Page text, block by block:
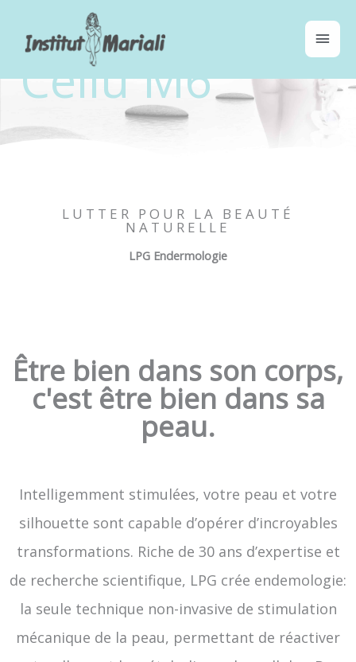
contenuCellu M6
LUTTER POUR LA BEAUTÉ
NATURELLE
LPG Endermologie
Être bien dans son corps,
c'est être bien dans sa
peau.
Intelligemment stimulées, votre peau et votre
silhouette sont capable d’opérer d’incroyables
transformations. Riche de 30 ans d’expertise et
de recherche scientifique, LPG crée endemologie:
la seule technique non-invasive de stimulation
mécanique de la peau, permettant de réactiver